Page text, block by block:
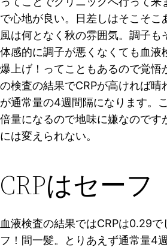
で心地が良い。日差しはそこそこ
風は何となく秋の雰囲気。調子も
体感的に調子が悪くなくても血液
爆上げ！ってこともあるので覚悟
の検査の結果でCRPが高ければ晴
が通常量の4週間隔になります。
倍量になるので地味に嫌なのです
には変えられない。
CRPはセーフ
血液検査の結果ではCRPは0.29で
フ！間一髪。とりあえず通常量4